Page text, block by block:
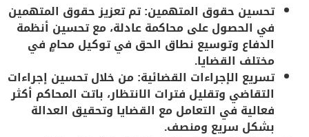
تحسين حقوق المتهمين: تم تعزيز حقوق المتهمين
في الحصول على محاكمة عادلة، مع تحسين أنظمة
الدفاع وتوسيع نطاق الحق في توكيل محامٍ في
مختلف القضايا.
تسريع الإجراءات القضائية: من خلال تحسين إجراءات
التقاضي وتقليل فترات الانتظار، باتت المحاكم أكثر
فعالية في التعامل مع القضايا وتحقيق العدالة
بشكل سريع ومنصف.